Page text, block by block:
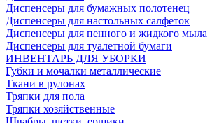
Диспенсеры для бумажных полотенец
Диспенсеры для настольных салфеток
Диспенсеры для пенного и жидкого мыла
Диспенсеры для туалетной бумаги
ИНВЕНТАРЬ ДЛЯ УБОРКИ
Губки и мочалки металлические
Ткани в рулонах
Тряпки для пола
Тряпки хозяйственные